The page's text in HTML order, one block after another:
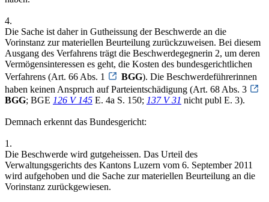
4.
Die Sache ist daher in Gutheissung der Beschwerde an die
Vorinstanz zur materiellen Beurteilung zurückzuweisen. Bei diesem
Ausgang des Verfahrens trägt die Beschwerdegegnerin 2, um deren
Vermögensinteressen es geht, die Kosten des bundesgerichtlichen
Verfahrens (Art. 66 Abs. 1
BGG). Die Beschwerdeführerinnen
haben keinen Anspruch auf Parteientschädigung (Art. 68 Abs. 3
BGG; BGE 126 V 145 E. 4a S. 150; 137 V 31 nicht publ E. 3).
Demnach erkennt das Bundesgericht:
1.
Die Beschwerde wird gutgeheissen. Das Urteil des
Verwaltungsgerichts des Kantons Luzern vom 6. September 2011
wird aufgehoben und die Sache zur materiellen Beurteilung an die
Vorinstanz zurückgewiesen.